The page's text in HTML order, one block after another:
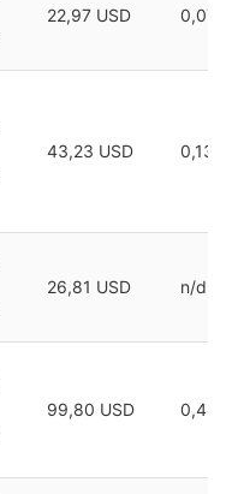
22,97 USD 0,07%
43,23 USD 0,13%
26,81 USD n/d
99,80 USD 0,42%